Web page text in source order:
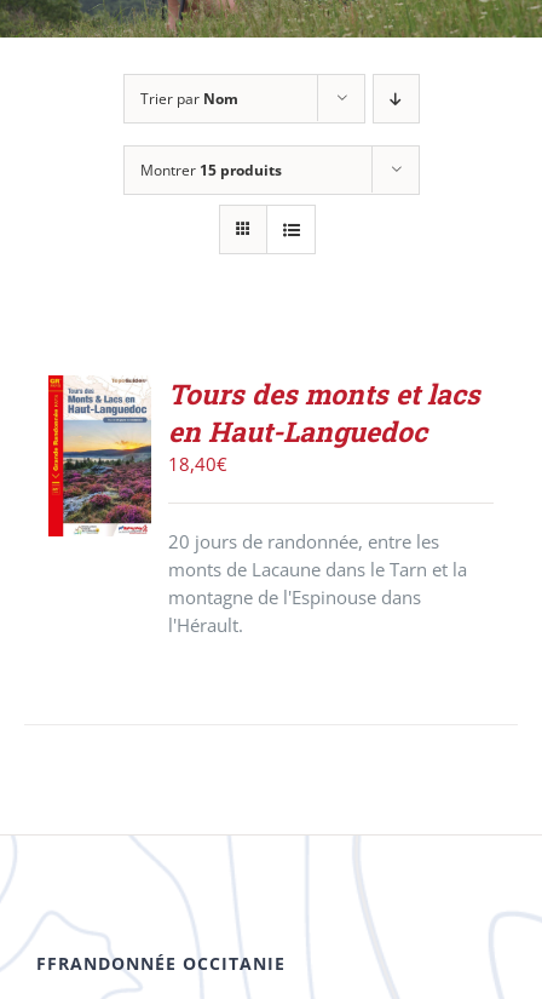
Trier par Nom
Montrer 15 produits
AJOUTER
AU
PANIER
/
DÉTAILS
Tours des monts et lacs
en Haut-Languedoc
18,40€
20 jours de randonnée, entre les
monts de Lacaune dans le Tarn et la
montagne de l'Espinouse dans
l'Hérault.
FFRANDONNÉE OCCITANIE